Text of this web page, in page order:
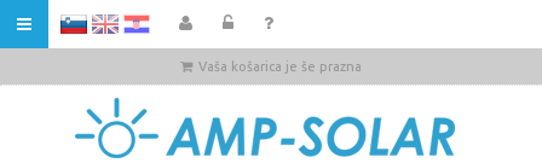
HR
Vaša košarica je še prazna